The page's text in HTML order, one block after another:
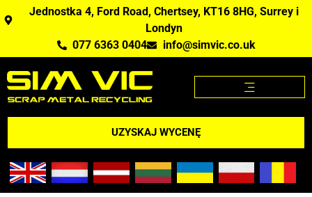
Jednostka 4, Ford Road, Chertsey, KT16 8HG, Surrey i
Londyn
077 6363 0404
info@simvic.co.uk
UZYSKAJ WYCENĘ